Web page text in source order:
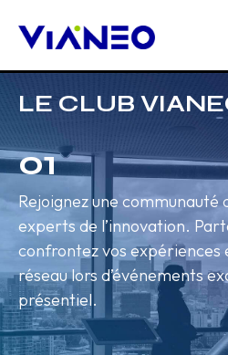
LE CLUB
01
Rejoignez une communauté
experts de l’innovation.
confrontez vos expériences
réseau lors d’événements
présentiel.